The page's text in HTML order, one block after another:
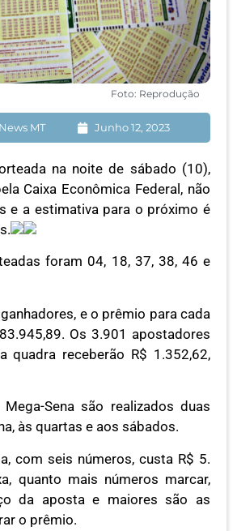
Foto: Reprodução
MT Junho 12, 2023
na noite de sábado (10),
Caixa Econômica Federal, não
e a estimativa para o próximo é
foram 04, 18, 37, 38, 46 e
e o prêmio para cada
Os 3.901 apostadores
quadra receberão R$ 1.352,62,
Sena são realizados duas
às quartas e aos sábados.
com seis números, custa R$ 5.
quanto mais números marcar,
da aposta e maiores são as
o prêmio.